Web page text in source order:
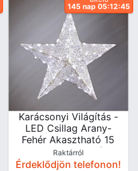
145 nap 05:12:45
Karácsonyi Világítás -
LED Csillag Arany-
Fehér Akasztható 15
LED Hideg Fehér
Elemes (elem Nélkül)
Raktárról
Érdeklődjön telefonon!